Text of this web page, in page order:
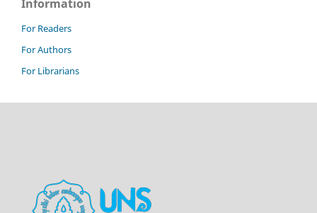
Information
For Readers
For Authors
For Librarians